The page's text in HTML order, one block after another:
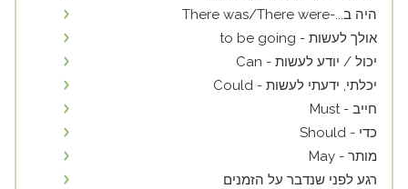
היה ב...-There was/There were
אולך לעשות - to be going
יכול / יודע לעשות - Can
יכלתי, ידעתי לעשות - Could
חייב - Must
כדי - Should
מותר - May
רגע לפני שנדבר על הזמנים